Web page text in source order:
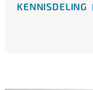
KENNISDELING